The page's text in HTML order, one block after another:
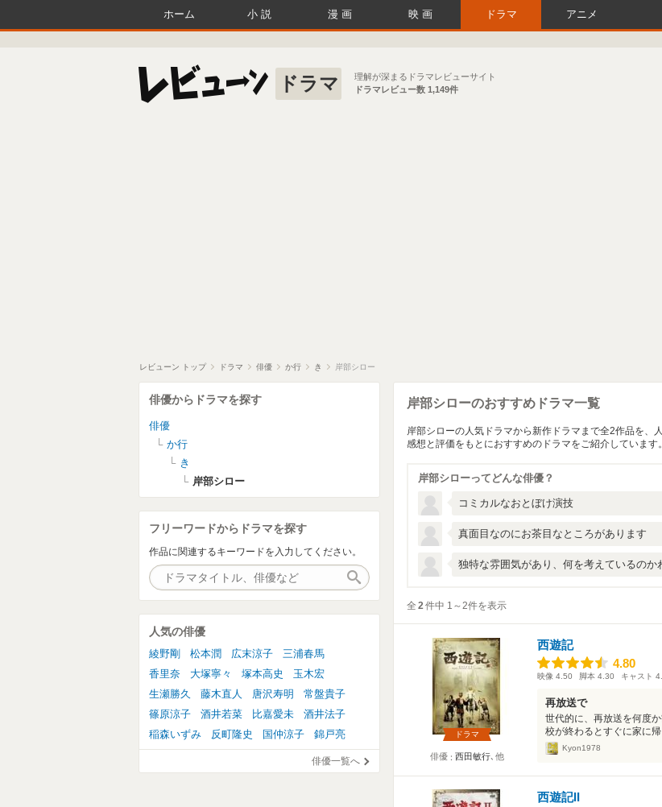
ホーム 小説 漫画 映画 ドラマ アニメ
ドラマ
理解が深まるドラマレビューサイト
ドラマレビュー数 1,149件
レビューン トップ ドラマ 俳優 か行 き 岸部シロー
岸部シローのおすすめドラマ一覧
岸部シローの人気ドラマから新作ドラマまで全2作品を、
感想と評価をもとにおすすめのドラマをご紹介しています。
岸部シローってどんな俳優？
コミカルなおとぼけ演技
真面目なのにお茶目なところがあります
独特な雰囲気があり、何を考えているのか
全 2件中 1～2件を表示
ドラマ
俳優 西田敏行､他
西遊記
4.80
4.80
映像 4.50 脚本 4.30 キャスト
再放送で
世代的に、再放送を何度
校が終わるとすぐに家に
Kyon1978
西遊記II
俳優からドラマを探す
俳優
か行
き
岸部シロー
フリーワードからドラマを探す
作品に関連するキーワードを入力してください。
作品検索
人気の俳優
綾野剛 松本潤 広末涼子
三浦春馬
香里奈
大塚寧々 塚本高史
玉木宏
生瀬勝久
藤木直人 唐沢寿明
常盤貴子
篠原涼子
酒井若菜 比嘉愛未
酒井法子
稲森いずみ
反町隆史 国仲涼子 錦戸亮
俳優一覧へ